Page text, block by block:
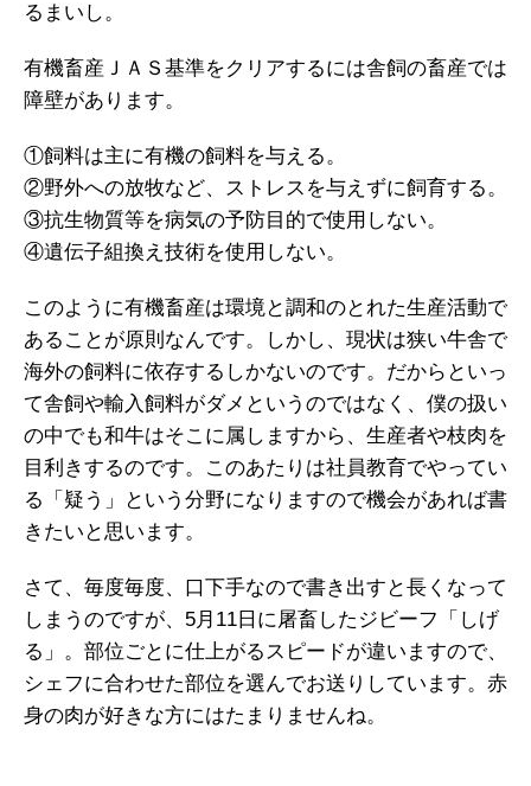
るまいし。
有機畜産ＪＡＳ基準をクリアするには舎飼の畜産では
障壁があります。
①飼料は主に有機の飼料を与える。
②野外への放牧など、ストレスを与えずに飼育する。
③抗生物質等を病気の予防目的で使用しない。
④遺伝子組換え技術を使用しない。
このように有機畜産は環境と調和のとれた生産活動で
あることが原則なんです。しかし、現状は狭い牛舎で
海外の飼料に依存するしかないのです。だからといっ
て舎飼や輸入飼料がダメというのではなく、僕の扱い
の中でも和牛はそこに属しますから、生産者や枝肉を
目利きするのです。このあたりは社員教育でやってい
る「疑う」という分野になりますので機会があれば書
きたいと思います。
さて、毎度毎度、口下手なので書き出すと長くなって
しまうのですが、5月11日に屠畜したジビーフ「しげ
る」。部位ごとに仕上がるスピードが違いますので、
シェフに合わせた部位を選んでお送りしています。赤
身の肉が好きな方にはたまりませんね。